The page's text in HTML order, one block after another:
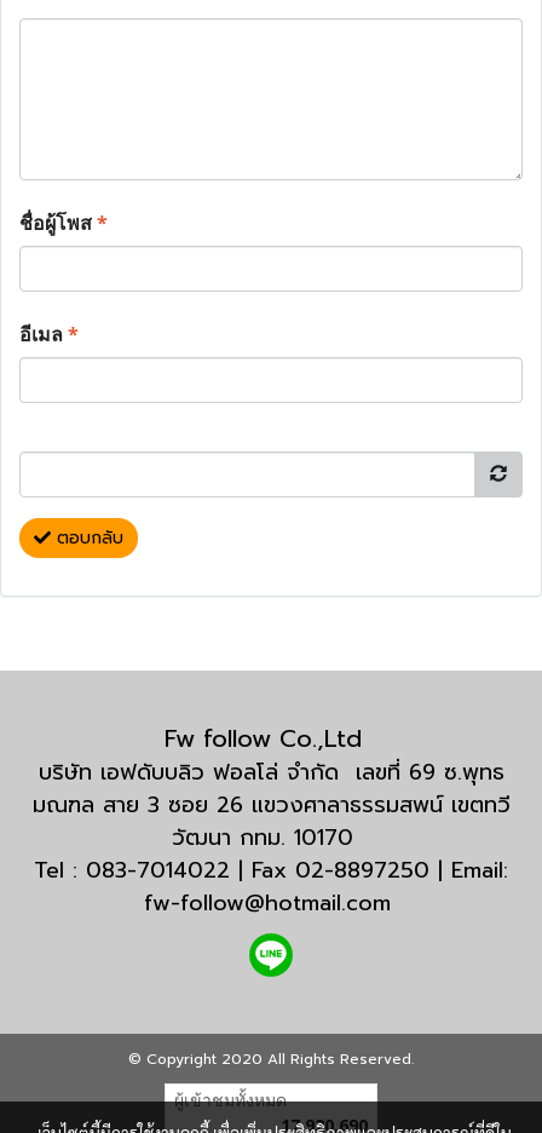
ชื่อผู้โพส*
อีเมล*
ตอบกลับ
Fw follow Co.,Ltd
บริษัท เอฟดับบลิว ฟอลโล่ จำกัด เลขที่ 69 ซ.พุทธ
มณฑล สาย 3 ซอย 26 แขวงศาลาธรรมสพน์ เขตทวี
วัฒนา กทม. 10170
Tel : 083-7014022 | Fax 02-8897250 | Email:
fw-follow@hotmail.com
© Copyright 2020 All Rights Reserved.
ผู้เข้าชมทั้งหมด
17,920,690